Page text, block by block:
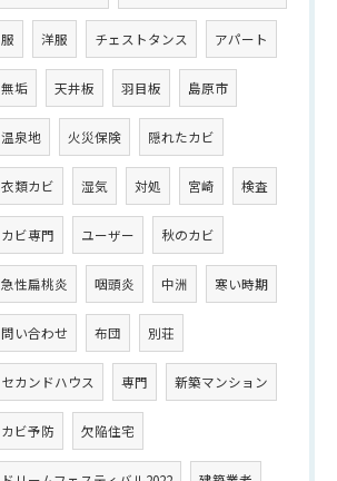
服 洋服 チェストタンス アパート
無垢 天井板 羽目板 島原市
温泉地 火災保険 隠れたカビ
衣類カビ 湿気 対処 宮崎 検査
カビ専門 ユーザー 秋のカビ
急性扁桃炎 咽頭炎 中洲 寒い時期
問い合わせ 布団 別荘
セカンドハウス 専門 新築マンション
カビ予防 欠陥住宅